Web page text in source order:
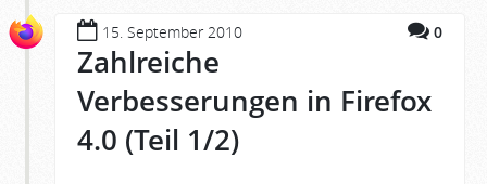
15. September 2010 0
Zahlreiche
Verbesserungen in Firefox
4.0 (Teil 1/2)